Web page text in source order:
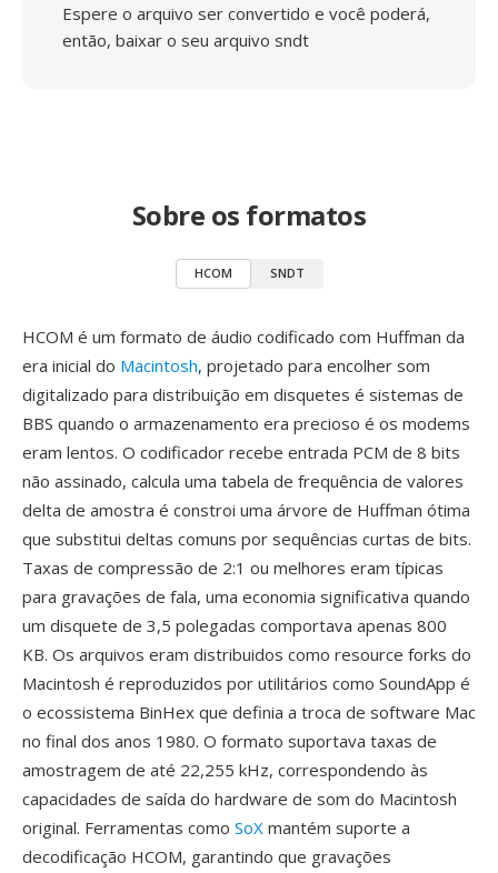
Espere o arquivo ser convertido e você poderá,
então, baixar o seu arquivo sndt
Sobre os formatos
HCOM SNDT
HCOM é um formato de áudio codificado com Huffman da
era inicial do Macintosh, projetado para encolher som
digitalizado para distribuição em disquetes é sistemas de
BBS quando o armazenamento era precioso é os modems
eram lentos. O codificador recebe entrada PCM de 8 bits
não assinado, calcula uma tabela de frequência de valores
delta de amostra é constroi uma árvore de Huffman ótima
que substitui deltas comuns por sequências curtas de bits.
Taxas de compressão de 2:1 ou melhores eram típicas
para gravações de fala, uma economia significativa quando
um disquete de 3,5 polegadas comportava apenas 800
KB. Os arquivos eram distribuidos como resource forks do
Macintosh é reproduzidos por utilitários como SoundApp é
o ecossistema BinHex que definia a troca de software Mac
no final dos anos 1980. O formato suportava taxas de
amostragem de até 22,255 kHz, correspondendo às
capacidades de saída do hardware de som do Macintosh
original. Ferramentas como SoX mantém suporte a
decodificação HCOM, garantindo que gravações